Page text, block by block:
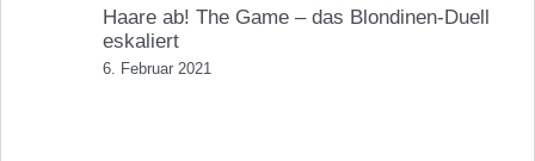
Haare ab! The Game – das Blondinen-Duell
eskaliert
6. Februar 2021